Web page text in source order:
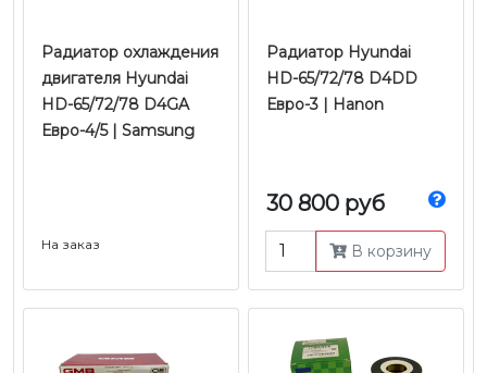
Радиатор охлаждения
двигателя Hyundai
HD-65/72/78 D4GA
Евро-4/5 | Samsung
На заказ
Радиатор Hyundai
HD-65/72/78 D4DD
Евро-3 | Hanon
30 800 руб
В корзину